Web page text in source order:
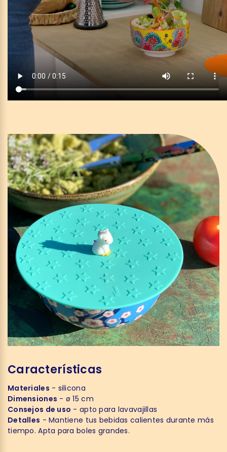
Características
Materiales - silicona
Dimensiones - ø 15 cm
Consejos de uso - apto para lavavajillas
Detalles - Mantiene tus bebidas calientes durante más
tiempo. Apta para boles grandes.